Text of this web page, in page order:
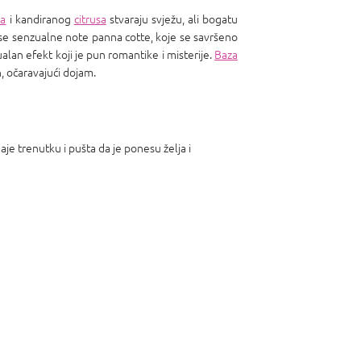
i kandiranog citrusa stvaraju svježu, ali bogatu
senzualne note panna cotte, koje se savršeno
efekt koji je pun romantike i misterije. Baza
očaravajući dojam.
trenutku i pušta da je ponesu želja i